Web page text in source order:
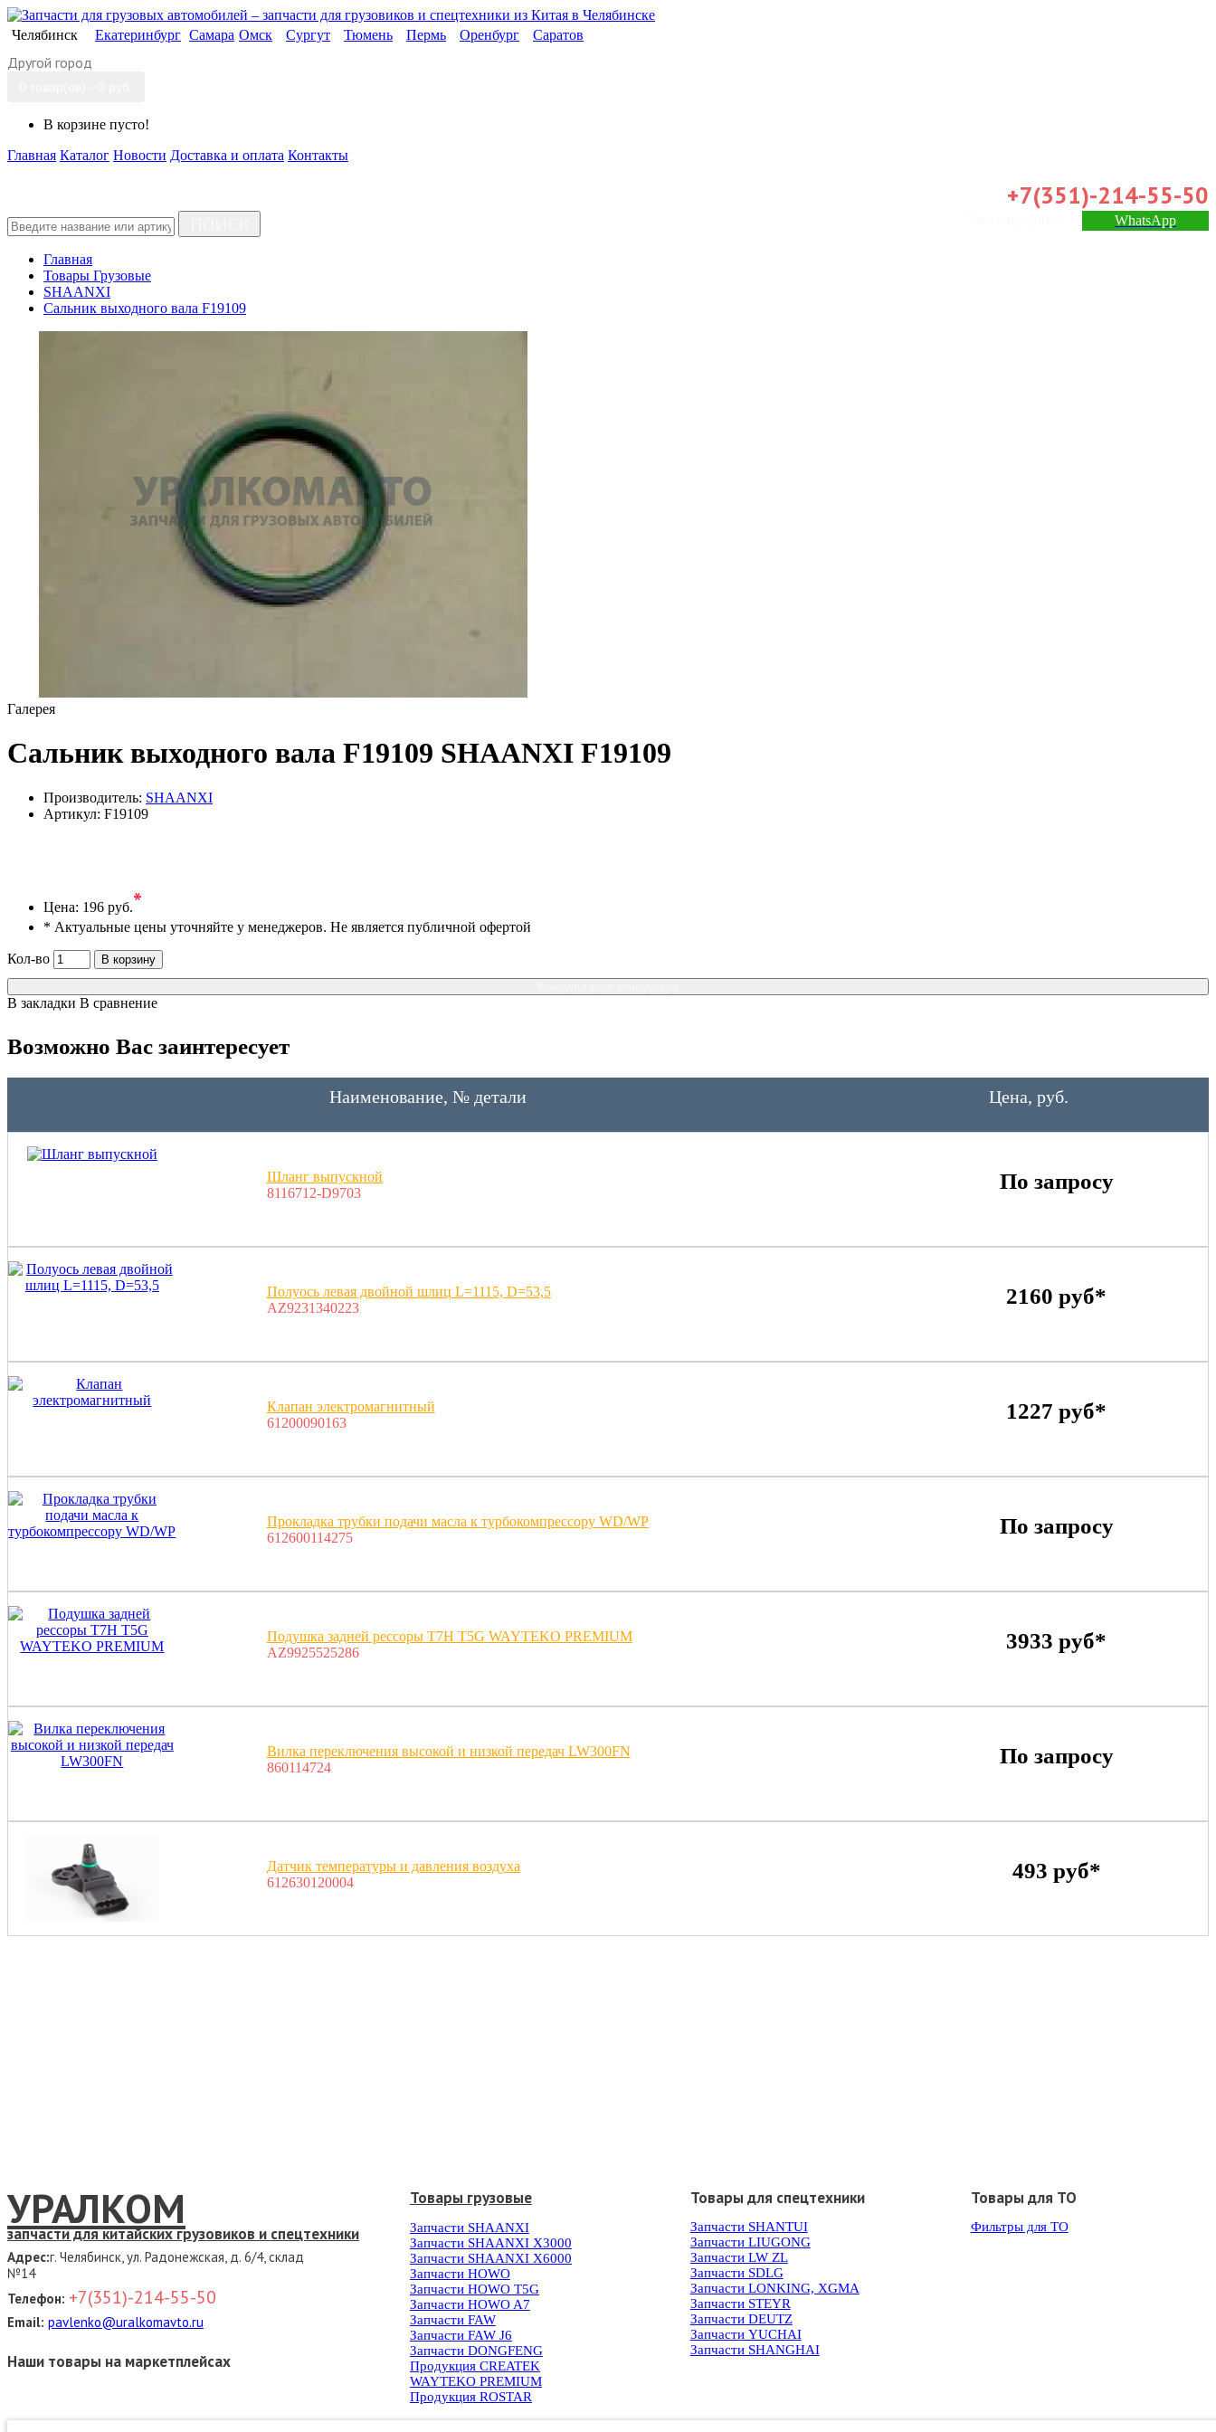
Челябинск Екатеринбург Самара Омск Сургут Тюмень Пермь Оренбург Саратов
Другой город
В корзине пусто!
Главная Каталог Новости Доставка и оплата Контакты
+7(351)-214-55-50
WhatsApp
Главная
Товары Грузовые
SHAANXI
Сальник выходного вала F19109
Галерея
Сальник выходного вала F19109 SHAANXI F19109
Производитель: SHAANXI
Артикул: F19109
Цена: 196 руб.*
* Актуальные цены уточняйте у менеджеров. Не является публичной офертой
Кол-во
В корзину
В закладки В сравнение
Возможно Вас заинтересует
Наименование, № детали Цена, руб.
Шланг выпускной
8116712-D9703
По запросу
Полуось левая двойной шлиц L=1115, D=53,5
AZ9231340223
2160 руб*
Клапан электромагнитный
61200090163
1227 руб*
Прокладка трубки подачи масла к турбокомпрессору WD/WP
612600114275
По запросу
Подушка задней рессоры T7H T5G WAYTEKO PREMIUM
AZ9925525286
3933 руб*
Вилка переключения высокой и низкой передач LW300FN
860114724
По запросу
Датчик температуры и давления воздуха
612630120004
493 руб*
УРАЛКОМ
запчасти для китайских грузовиков и спецтехники
Адрес:г. Челябинск, ул. Радонежская, д. 6/4, склад
№14
Телефон: +7(351)-214-55-50
Email: pavlenko@uralkomavto.ru
Наши товары на маркетплейсах
Товары грузовые
Запчасти SHAANXI
Запчасти SHAANXI X3000
Запчасти SHAANXI X6000
Запчасти HOWO
Запчасти HOWO T5G
Запчасти HOWO A7
Запчасти FAW
Запчасти FAW J6
Запчасти DONGFENG
Продукция CREATEK
WAYTEKO PREMIUM
Продукция ROSTAR
Товары для спецтехники
Запчасти SHANTUI
Запчасти LIUGONG
Запчасти LW ZL
Запчасти SDLG
Запчасти LONKING, XGMA
Запчасти STEYR
Запчасти DEUTZ
Запчасти YUCHAI
Запчасти SHANGHAI
Товары для ТО
Фильтры для ТО